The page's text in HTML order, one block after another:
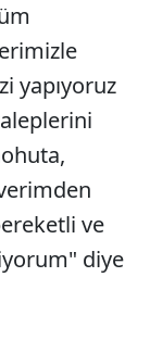
yapıyoruz
ve
diye